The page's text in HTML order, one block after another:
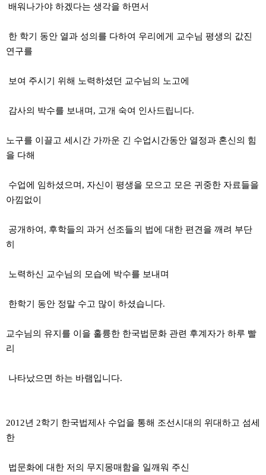
배워나가야 하겠다는 생각을 하면서
한 학기 동안 열과 성의를 다하여 우리에게 교수님 평생의 값진
연구를
보여 주시기 위해 노력하셨던 교수님의 노고에
감사의 박수를 보내며, 고개 숙여 인사드립니다.
노구를 이끌고 세시간 가까운 긴 수업시간동안 열정과 혼신의 힘
을 다해
수업에 임하셨으며, 자신이 평생을 모으고 모은 귀중한 자료들을
아낌없이
공개하여, 후학들의 과거 선조들의 법에 대한 편견을 깨려 부단
히
노력하신 교수님의 모습에 박수를 보내며
한학기 동안 정말 수고 많이 하셨습니다.
교수님의 유지를 이을 훌륭한 한국법문화 관련 후계자가 하루 빨
리
나타났으면 하는 바램입니다.
2012년 2학기 한국법제사 수업을 통해 조선시대의 위대하고 섬세
한
법문화에 대한 저의 무지몽매함을 일깨워 주신